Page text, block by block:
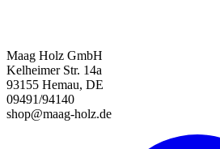
Maag Holz GmbH
Kelheimer Str. 14a
93155 Hemau, DE
09491/94140
shop@maag-holz.de